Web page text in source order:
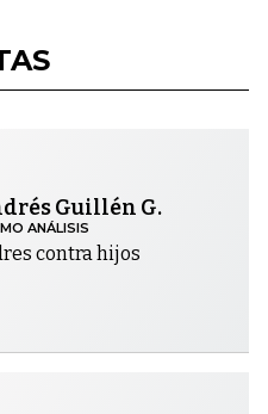
Guillén G.
ANÁLISIS
contra hijos